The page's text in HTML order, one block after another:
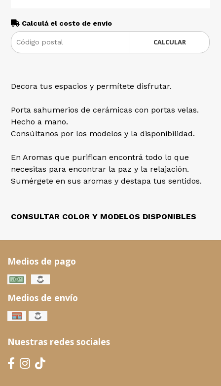
Calculá el costo de envío
CALCULAR
Decora tus espacios y permítete disfrutar.
Porta sahumerios de cerámicas con portas velas.
Hecho a mano.
Consúltanos por los modelos y la disponibilidad.
En Aromas que purifican encontrá todo lo que
necesitas para encontrar la paz y la relajación.
Sumérgete en sus aromas y destapa tus sentidos.
CONSULTAR COLOR Y MODELOS DISPONIBLES
Medios de pago
Medios de envío
Nuestras redes sociales